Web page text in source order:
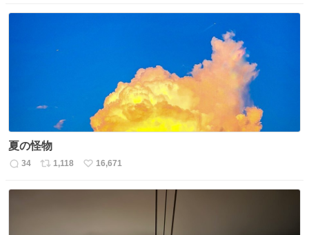
夏の怪物
返
34
リ
1,118
い
16,671